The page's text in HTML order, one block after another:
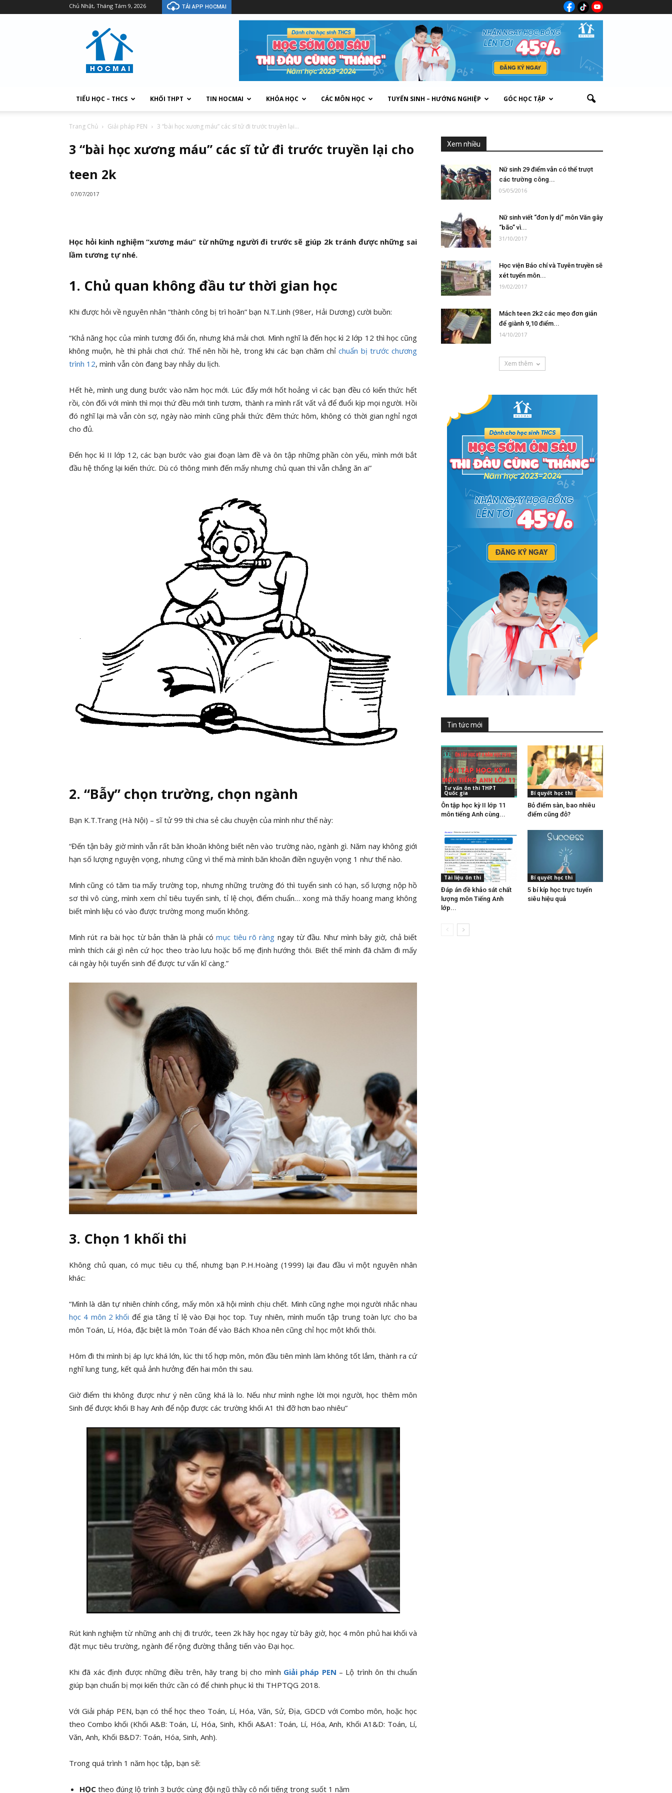
Chủ Nhật, Tháng Tám 9, 2026 TẢI APP HOCMAI
TIỂU HỌC – THCS KHỐI THPT TIN HOCMAI KHÓA HỌC CÁC MÔN HỌC TUYỂN SINH – HƯỚNG NGHIỆP GÓC HỌC TẬP
Trang Chủ Giải pháp PEN 3 “bài học xương máu” các sĩ tử đi trước truyền lại...
3 “bài học xương máu” các sĩ tử đi trước truyền lại cho
teen 2k
07/07/2017
Học hỏi kinh nghiệm “xương máu” từ những người đi trước sẽ giúp 2k tránh được những sai
lầm tương tự nhé.
1. Chủ quan không đầu tư thời gian học
Khi được hỏi về nguyên nhân “thành công bị trì hoãn” bạn N.T.Linh (98er, Hải Dương) cười buồn:
“Khả năng học của mình tương đối ổn, nhưng khá mải chơi. Mình nghĩ là đến học kì 2 lớp 12 thì học cũng
không muộn, hè thì phải chơi chứ. Thế nên hồi hè, trong khi các bạn chăm chỉchuẩn bị trước chương
trình 12, mình vẫn còn đang bay nhảy du lịch.
Hết hè, mình ung dung bước vào năm học mới. Lúc đấy mới hốt hoảng vì các bạn đều có kiến thức hết
rồi, còn đối với mình thì mọi thứ đều mới tinh tươm, thành ra mình rất vất vả để đuổi kịp mọi người. Hồi
đó nghĩ lại mà vẫn còn sợ, ngày nào mình cũng phải thức đêm thức hôm, không có thời gian nghỉ ngơi
cho đủ.
Đến học kì II lớp 12, các bạn bước vào giai đoạn làm đề và ôn tập những phần còn yếu, mình mới bắt
đầu hệ thống lại kiến thức. Dù có thông minh đến mấy nhưng chủ quan thì vẫn chẳng ăn ai”
2. “Bẫy” chọn trường, chọn ngành
Bạn K.T.Trang (Hà Nội) – sĩ tử 99 thì chia sẻ câu chuyện của mình như thế này:
“Đến tận bây giờ mình vẫn rất băn khoăn không biết nên vào trường nào, ngành gì. Năm nay không giới
hạn số lượng nguyện vọng, nhưng cũng vì thế mà mình băn khoăn điền nguyện vọng 1 như thế nào.
Mình cũng có tăm tia mấy trường top, nhưng những trường đó thì tuyển sinh có hạn, số lượng nộp hồ
sơ thì vô cùng, mình xem chỉ tiêu tuyển sinh, tỉ lệ chọi, điểm chuẩn… xong mà thấy hoang mang không
biết mình liệu có vào được trường mong muốn không.
Mình rút ra bài học từ bản thân là phải cómục tiêu rõ ràng ngay từ đầu. Như mình bây giờ, chả biết
mình thích cái gì nên cứ học theo trào lưu hoặc bố mẹ định hướng thôi. Biết thế mình đã chăm đi mấy
cái ngày hội tuyển sinh để được tư vấn kĩ càng.”
3. Chọn 1 khối thi
Không chủ quan, có mục tiêu cụ thể, nhưng bạn P.H.Hoàng (1999) lại đau đầu vì một nguyên nhân
khác:
“Mình là dân tự nhiên chính cống, mấy môn xã hội mình chịu chết. Mình cũng nghe mọi người nhắc nhau
học 4 môn 2 khối để gia tăng tỉ lệ vào Đại học top. Tuy nhiên, mình muốn tập trung toàn lực cho ba
môn Toán, Lí, Hóa, đặc biệt là môn Toán để vào Bách Khoa nên cũng chỉ học một khối thôi.
Hôm đi thi mình bị áp lực khá lớn, lúc thi tổ hợp môn, môn đầu tiên mình làm không tốt lắm, thành ra cứ
nghĩ lung tung, kết quả ảnh hưởng đến hai môn thi sau.
Giờ điểm thi không được như ý nên cũng khá là lo. Nếu như mình nghe lời mọi người, học thêm môn
Sinh để được khối B hay Anh để nộp được các trường khối A1 thì đỡ hơn bao nhiêu”
Rút kinh nghiệm từ những anh chị đi trước, teen 2k hãy học ngay từ bây giờ, học 4 môn phủ hai khối và
đặt mục tiêu trường, ngành để rộng đường thẳng tiến vào Đại học.
Khi đã xác định được những điều trên, hãy trang bị cho mình Giải pháp PEN – Lộ trình ôn thi chuẩn
giúp bạn chuẩn bị mọi kiến thức cần có để chinh phục kì thi THPTQG 2018.
Với Giải pháp PEN, bạn có thể học theo Toán, Lí, Hóa, Văn, Sử, Địa, GDCD với Combo môn, hoặc học
theo Combo khối (Khối A&B: Toán, Lí, Hóa, Sinh, Khối A&A1: Toán, Lí, Hóa, Anh, Khối A1&D: Toán, Lí,
Văn, Anh, Khối B&D7: Toán, Hóa, Sinh, Anh).
Trong quá trình 1 năm học tập, bạn sẽ:
HỌC theo đúng lộ trình 3 bước cùng đội ngũ thầy cô nổi tiếng trong suốt 1 năm
Xem nhiều
Nữ sinh 29 điểm vẫn có thể trượt
các trường công...
05/05/2016
Nữ sinh viết “đơn ly dị” môn Văn gây
“bão” vì...
31/10/2017
Học viện Báo chí và Tuyên truyền sẽ
xét tuyển môn...
19/02/2017
Mách teen 2k2 các mẹo đơn giản
để giành 9,10 điểm...
14/10/2017
Xem thêm
Tin tức mới
Tư vấn ôn thi THPT
Quốc gia
Ôn tập học kỳ II lớp 11
môn tiếng Anh cùng...
Bí quyết học thi
Bỏ điểm sàn, bao nhiêu
điểm cũng đỗ?
Tài liệu ôn thi
Đáp án đề khảo sát chất
lượng môn Tiếng Anh
lớp...
Bí quyết học thi
5 bí kíp học trực tuyến
siêu hiệu quả